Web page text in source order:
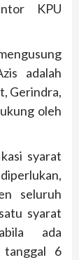
KPU
adalah
Gerindra,
oleh
syarat
seluruh
syarat
ada
tanggal 6